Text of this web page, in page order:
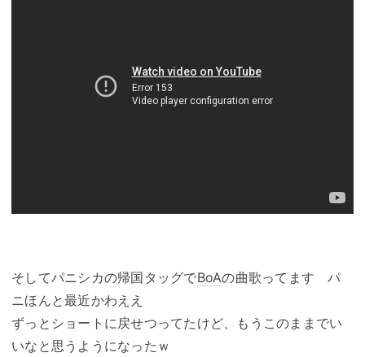
そしてパニシカの帰国タッグでBoAの曲歌ってます パ
ニほんと最近かわええ
ずっとショートに戻せつってたけど、もうこのままでい
いなと思うようになったｗ